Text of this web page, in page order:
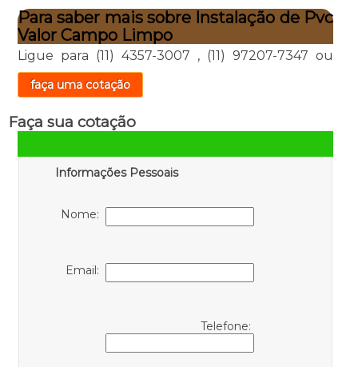
Para saber mais sobre Instalação de Pvc
Valor Campo Limpo
Ligue para (11) 4357-3007 , (11) 97207-7347 ou
faça uma cotação
Faça sua cotação
Informações Pessoais
Nome:
Email:
Telefone: